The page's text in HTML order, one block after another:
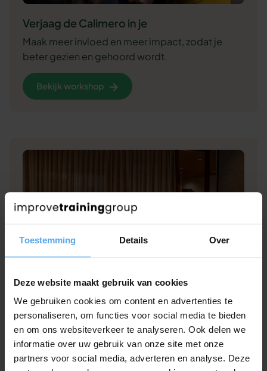
Toestemming Details Over
Deze website maakt gebruik van cookies
We gebruiken cookies om content en advertenties te
personaliseren, om functies voor social media te bieden
en om ons websiteverkeer te analyseren. Ook delen we
informatie over uw gebruik van onze site met onze
partners voor social media, adverteren en analyse. Deze
Verjaag de Calimero in je
Maak meer invloed en meer impact, zodat je
beter gezien en gehoord wordt.
Bekijk workshop
Vergaderen.. maar dan goed
Buig vergaderingen om tot prikkelende,
efficiënte en effectieve meetings.
Bekijk workshop